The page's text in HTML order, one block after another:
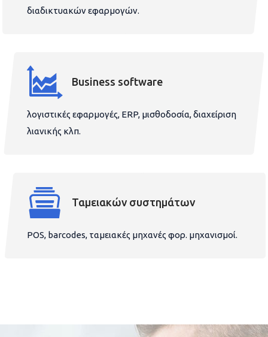
διαδικτυακών εφαρμογών.
Business software
λογιστικές εφαρμογές, ERP, μισθοδοσία, διαχείριση
λιανικής κλπ.
Ταμειακών συστημάτων
POS, barcodes, ταμειακές μηχανές φορ. μηχανισμοί.